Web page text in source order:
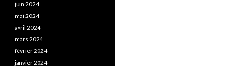
juin 2024
mai 2024
avril 2024
mars 2024
février 2024
janvier 2024